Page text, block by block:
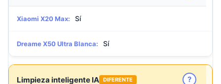
Xiaomi X20 Max: Sí
Dreame X50 Ultra Blanca: Sí
Limpieza inteligente IA DIFERENTE ?